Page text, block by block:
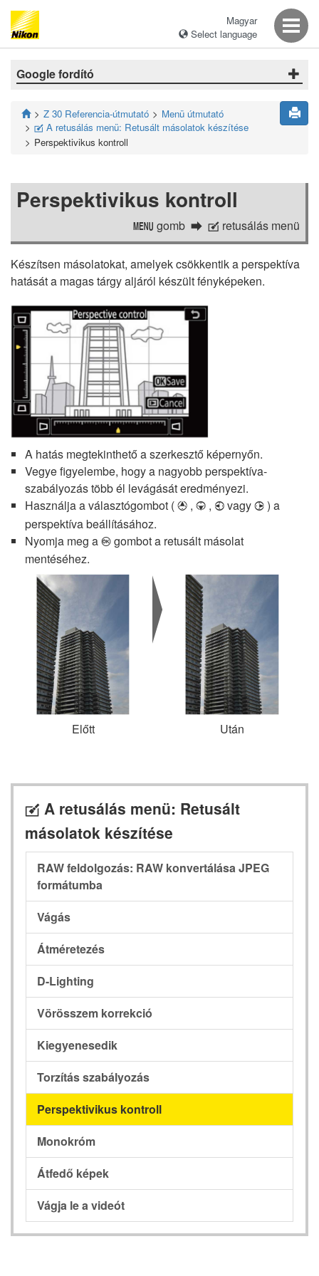
Magyar
Select language
Google fordító
Z 30 Referencia-útmutató Menü útmutató
N A retusálás menü: Retusált másolatok készítése
Perspektivikus kontroll
Perspektivikus kontroll
G gomb N retusálás menü
Készítsen másolatokat, amelyek csökkentik a perspektíva
hatását a magas tárgy aljáról készült fényképeken.
A hatás megtekinthető a szerkesztő képernyőn.
Vegye figyelembe, hogy a nagyobb perspektíva-
szabályozás több él levágását eredményezi.
Használja a választógombot ( 1 , 3 , 4 vagy 2 ) a
perspektíva beállításához.
Nyomja meg a J gombot a retusált másolat
mentéséhez.
Előtt Után
N A retusálás menü: Retusált
másolatok készítése
RAW feldolgozás: RAW konvertálása JPEG
formátumba
Vágás
Átméretezés
D-Lighting
Vörösszem korrekció
Kiegyenesedik
Torzítás szabályozás
Perspektivikus kontroll
Monokróm
Átfedő képek
Vágja le a videót